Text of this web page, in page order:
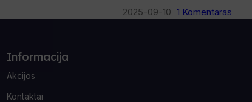
2025-09-10 1 Komentaras
Informacija
Akcijos
Kontaktai